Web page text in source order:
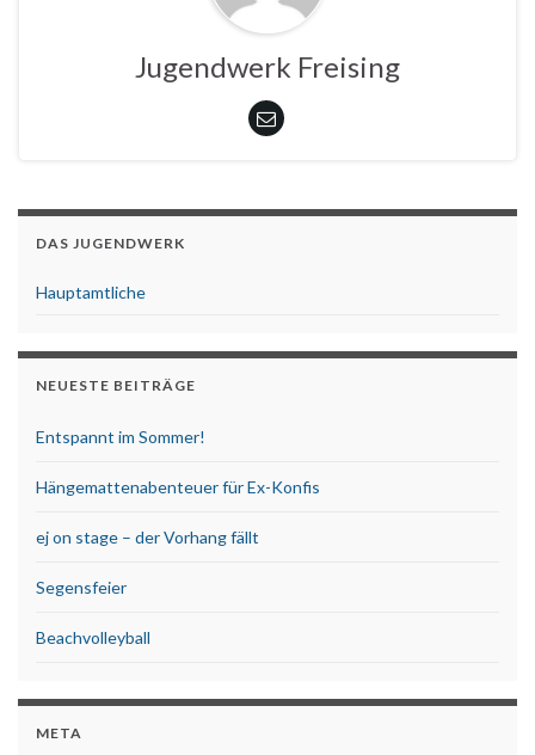
Jugendwerk Freising
DAS JUGENDWERK
Hauptamtliche
NEUESTE BEITRÄGE
Entspannt im Sommer!
Hängemattenabenteuer für Ex-Konfis
ej on stage – der Vorhang fällt
Segensfeier
Beachvolleyball
META